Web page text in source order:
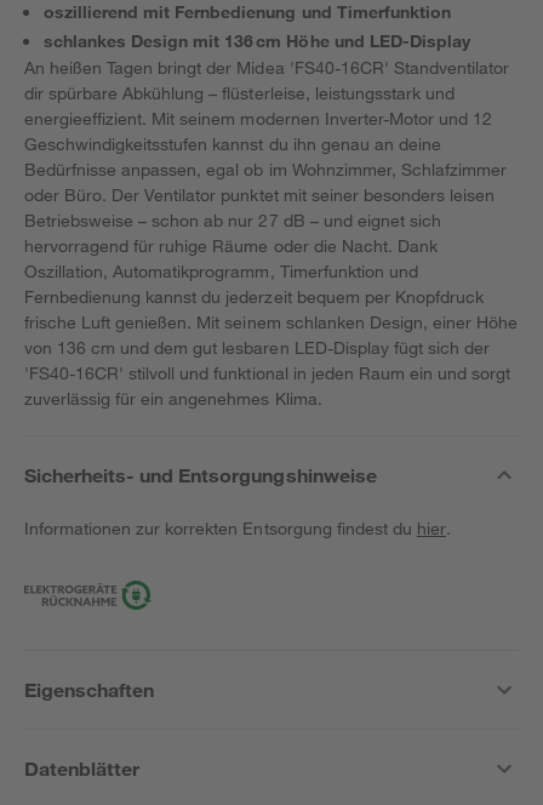
oszillierend mit Fernbedienung und Timerfunktion
schlankes Design mit 136 cm Höhe und LED-Display
An heißen Tagen bringt der Midea 'FS40-16CR' Standventilator
dir spürbare Abkühlung – flüsterleise, leistungsstark und
energieeffizient. Mit seinem modernen Inverter-Motor und 12
Geschwindigkeitsstufen kannst du ihn genau an deine
Bedürfnisse anpassen, egal ob im Wohnzimmer, Schlafzimmer
oder Büro. Der Ventilator punktet mit seiner besonders leisen
Betriebsweise – schon ab nur 27 dB – und eignet sich
hervorragend für ruhige Räume oder die Nacht. Dank
Oszillation, Automatikprogramm, Timerfunktion und
Fernbedienung kannst du jederzeit bequem per Knopfdruck
frische Luft genießen. Mit seinem schlanken Design, einer Höhe
von 136 cm und dem gut lesbaren LED-Display fügt sich der
'FS40-16CR' stilvoll und funktional in jeden Raum ein und sorgt
zuverlässig für ein angenehmes Klima.
Sicherheits- und Entsorgungshinweise
Informationen zur korrekten Entsorgung findest du hier.
Eigenschaften
Datenblätter